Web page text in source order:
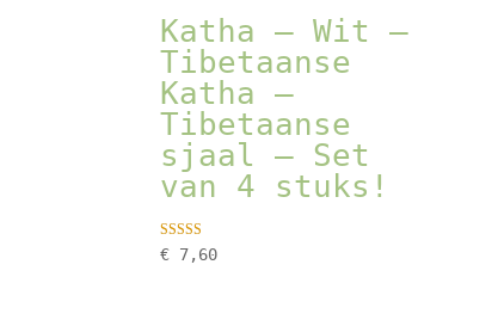
Katha – Wit –
Tibetaanse
Katha –
Tibetaanse
sjaal – Set
van 4 stuks!
Gewaardeer
d
€ 7,60